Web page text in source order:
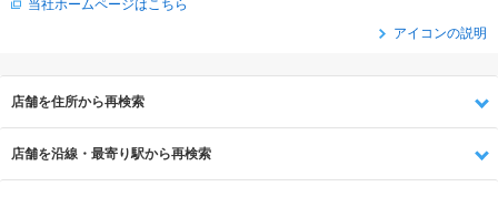
当社ホームページはこちら
アイコンの説明
店舗を住所から再検索
店舗を沿線・最寄り駅から再検索